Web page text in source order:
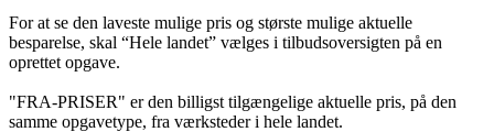
For at se den laveste mulige pris og største mulige aktuelle
besparelse, skal “Hele landet” vælges i tilbudsoversigten på en
oprettet opgave.
"FRA-PRISER" er den billigst tilgængelige aktuelle pris, på den
samme opgavetype, fra værksteder i hele landet.